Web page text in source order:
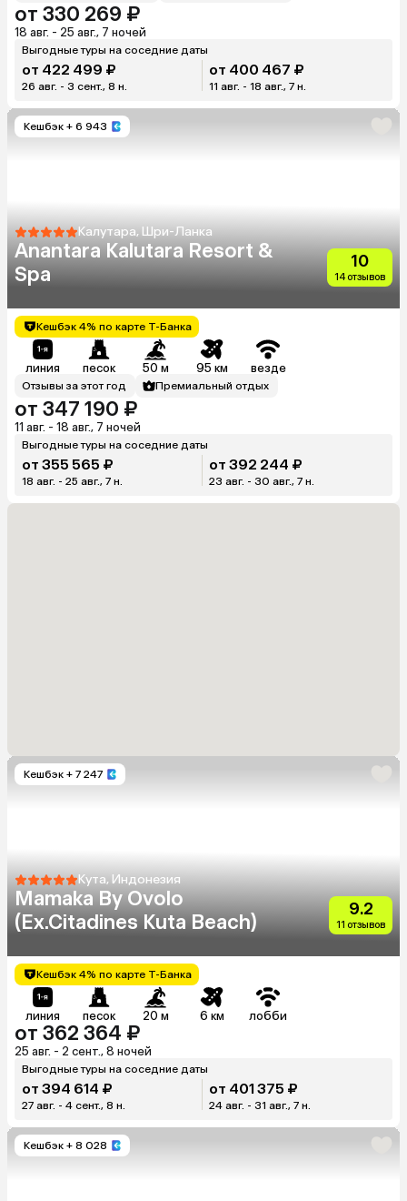
от 330 269 ₽
18 авг. - 25 авг., 7 ночей
Выгодные туры на соседние даты
от 422 499 ₽
26 авг. - 3 сент., 8 н.
от 400 467 ₽
11 авг. - 18 авг., 7 н.
Кешбэк + 6 943
Калутара, Шри-Ланка
Anantara Kalutara Resort &
Spa
10
14 отзывов
Кешбэк 4% по карте Т-Банка
линия песок 50 м 95 км везде
Отзывы за этот год Премиальный отдых
от 347 190 ₽
11 авг. - 18 авг., 7 ночей
Выгодные туры на соседние даты
от 355 565 ₽
18 авг. - 25 авг., 7 н.
от 392 244 ₽
23 авг. - 30 авг., 7 н.
Кешбэк + 7 247
Кута, Индонезия
Mamaka By Ovolo
(Ex.Citadines Kuta Beach)
9.2
11 отзывов
Кешбэк 4% по карте Т-Банка
линия песок 20 м 6 км лобби
от 362 364 ₽
25 авг. - 2 сент., 8 ночей
Выгодные туры на соседние даты
от 394 614 ₽
27 авг. - 4 сент., 8 н.
от 401 375 ₽
24 авг. - 31 авг., 7 н.
Кешбэк + 8 028